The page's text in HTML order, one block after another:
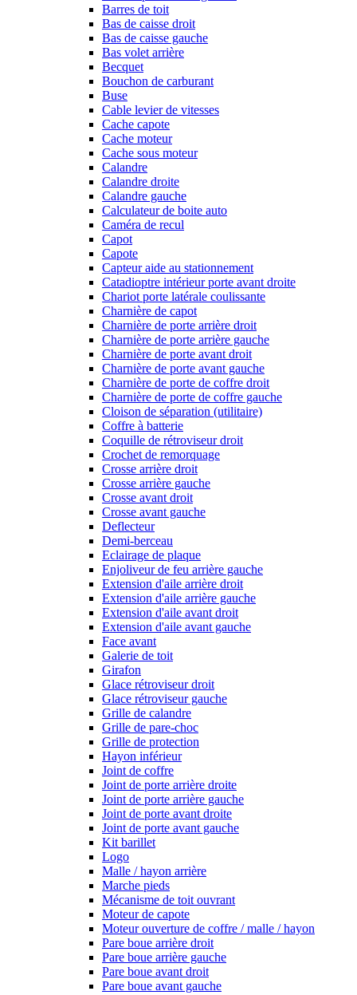
Barres de toit
Bas de caisse droit
Bas de caisse gauche
Bas volet arrière
Becquet
Bouchon de carburant
Buse
Cable levier de vitesses
Cache capote
Cache moteur
Cache sous moteur
Calandre
Calandre droite
Calandre gauche
Calculateur de boite auto
Caméra de recul
Capot
Capote
Capteur aide au stationnement
Catadioptre intérieur porte avant droite
Chariot porte latérale coulissante
Charnière de capot
Charnière de porte arrière droit
Charnière de porte arrière gauche
Charnière de porte avant droit
Charnière de porte avant gauche
Charnière de porte de coffre droit
Charnière de porte de coffre gauche
Cloison de séparation (utilitaire)
Coffre à batterie
Coquille de rétroviseur droit
Crochet de remorquage
Crosse arrière droit
Crosse arrière gauche
Crosse avant droit
Crosse avant gauche
Deflecteur
Demi-berceau
Eclairage de plaque
Enjoliveur de feu arrière gauche
Extension d'aile arrière droit
Extension d'aile arrière gauche
Extension d'aile avant droit
Extension d'aile avant gauche
Face avant
Galerie de toit
Girafon
Glace rétroviseur droit
Glace rétroviseur gauche
Grille de calandre
Grille de pare-choc
Grille de protection
Hayon inférieur
Joint de coffre
Joint de porte arrière droite
Joint de porte arrière gauche
Joint de porte avant droite
Joint de porte avant gauche
Kit barillet
Logo
Malle / hayon arrière
Marche pieds
Mécanisme de toit ouvrant
Moteur de capote
Moteur ouverture de coffre / malle / hayon
Pare boue arrière droit
Pare boue arrière gauche
Pare boue avant droit
Pare boue avant gauche